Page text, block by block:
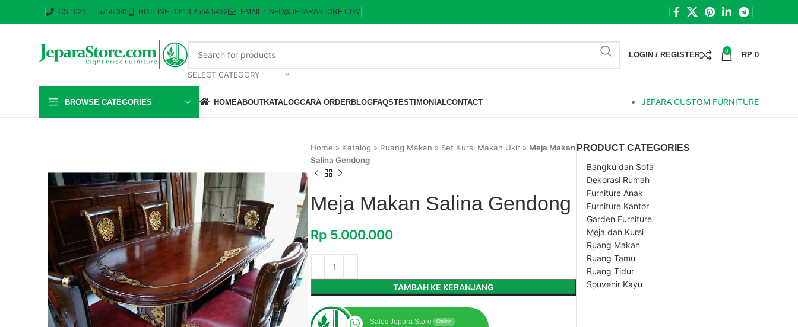
CS : 0291 – 5756 345 HOTLINE : 0813 2564 5432 EMAIL : INFO@JEPARASTORE.COM
SELECT CATEGORY
LOGIN / REGISTER 0 RP 0
BROWSE CATEGORIES HOMEABOUTKATALOGCARA ORDERBLOGFAQSTESTIMONIALCONTACT JEPARA CUSTOM FURNITURE
Home » Katalog » Ruang Makan » Set Kursi Makan Ukir » Meja Makan
Salina Gendong
Meja Makan Salina Gendong
Rp 5.000.000
TAMBAH KE KERANJANG
Sales Jepara Store Online
PRODUCT CATEGORIES
Bangku dan Sofa
Dekorasi Rumah
Furniture Anak
Furniture Kantor
Garden Furniture
Meja dan Kursi
Ruang Makan
Ruang Tamu
Ruang Tidur
Souvenir Kayu